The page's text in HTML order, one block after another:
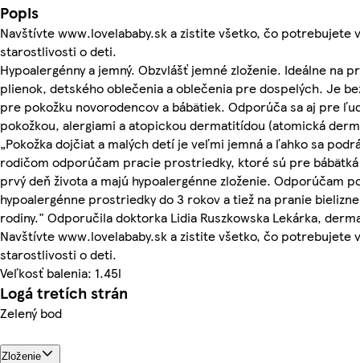
Popis
Navštívte www.lovelababy.sk a zistite všetko, čo potrebujete
starostlivosti o deti.
Hypoalergénny a jemný. Obzvlášť jemné zloženie. Ideálne na
plienok, detského oblečenia a oblečenia pre dospelých. Je
pre pokožku novorodencov a bábätiek. Odporúča sa aj pre
pokožkou, alergiami a atopickou dermatitídou (atomická
„Pokožka dojčiat a malých detí je veľmi jemná a ľahko sa
rodičom odporúčam pracie prostriedky, ktoré sú pre
prvý deň života a majú hypoalergénne zloženie. Odporúčam
hypoalergénne prostriedky do 3 rokov a tiež na pranie
rodiny." Odporučila doktorka Lidia Ruszkowska Lekárka,
Navštívte www.lovelababy.sk a zistite všetko, čo potrebujete
starostlivosti o deti.
Veľkosť balenia: 1.45l
Logá tretích strán
Zelený bod
Zloženie